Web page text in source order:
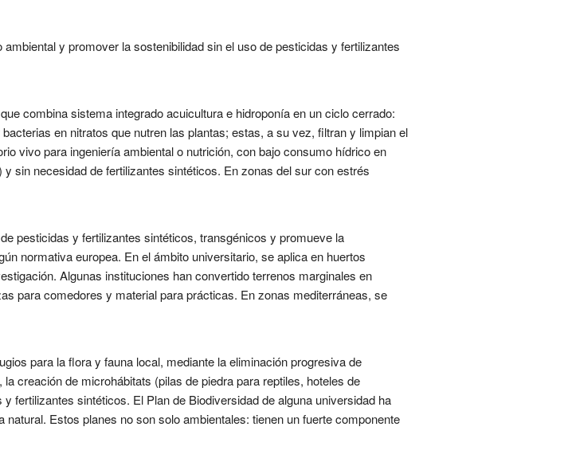
y promover la sostenibilidad sin el uso de pesticidas y fertilizantes
combina sistema integrado acuicultura e hidroponía en un ciclo cerrado:
en nitratos que nutren las plantas; estas, a su vez, filtran y limpian el
vivo para ingeniería ambiental o nutrición, con bajo consumo hídrico en
sin necesidad de fertilizantes sintéticos. En zonas del sur con estrés
pesticidas y fertilizantes sintéticos, transgénicos y promueve la
normativa europea. En el ámbito universitario, se aplica en huertos
Algunas instituciones han convertido terrenos marginales en
para comedores y material para prácticas. En zonas mediterráneas, se
para la flora y fauna local, mediante la eliminación progresiva de
creación de microhábitats (pilas de piedra para reptiles, hoteles de
fertilizantes sintéticos. El Plan de Biodiversidad de alguna universidad ha
Estos planes no son solo ambientales: tienen un fuerte componente